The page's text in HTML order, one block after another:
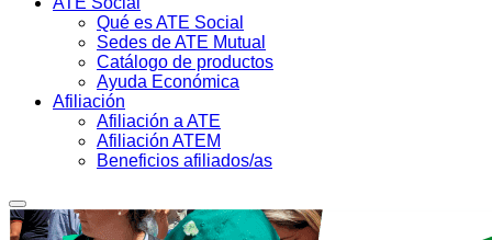
Qué es ATE Social
Sedes de ATE Mutual
Catálogo de productos
Ayuda Económica
Afiliación
Afiliación a ATE
Afiliación ATEM
Beneficios afiliados/as